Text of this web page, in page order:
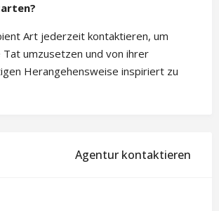
Art jederzeit kontaktieren, um
Tat umzusetzen und von ihrer
Herangehensweise inspiriert zu
Agentur kontaktieren